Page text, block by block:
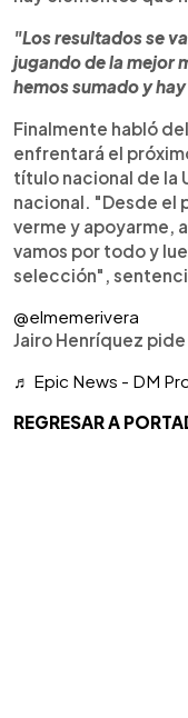
"Los resultados se
jugando de la mejor
hemos sumado y
Finalmente habló
enfrentará el
título nacional de la
nacional. "Desde el
verme y apoyarme,
vamos por todo y
selección",
@elmemerivera
Jairo Henríquez
♬ Epic News - DM
REGRESAR A